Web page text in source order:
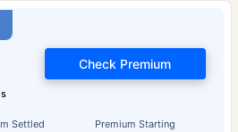
Settled Premium Starting
Check Premium